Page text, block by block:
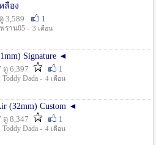
ลือง
3,589
1
ราน05 - 3 เดือน
Signature ◄
ดู 6,397
1
, Toddy Dada - 4 เดือน
(32mm) Custom ◄
ดู 8,347
1
, Toddy Dada - 4 เดือน